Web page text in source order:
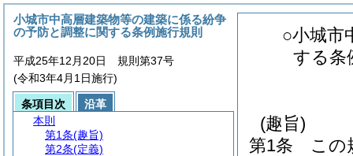
○小城市
する条
(趣旨)
第1条
この
小城市中高層建築物等の建築に係る紛争
の予防と調整に関する条例施行規則
平成25年12月20日 規則第37号
(令和3年4月1日施行)
条項目次
沿革
本則
第1条(趣旨)
第2条(定義)